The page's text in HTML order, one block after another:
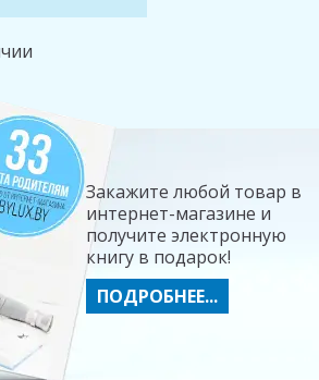
Закажите любой товар в
интернет-магазине и
получите электронную
книгу в подарок!
ПОДРОБНЕЕ...